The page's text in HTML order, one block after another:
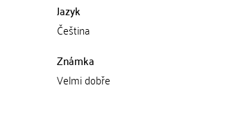
Jazyk
Čeština
Známka
Velmi dobře